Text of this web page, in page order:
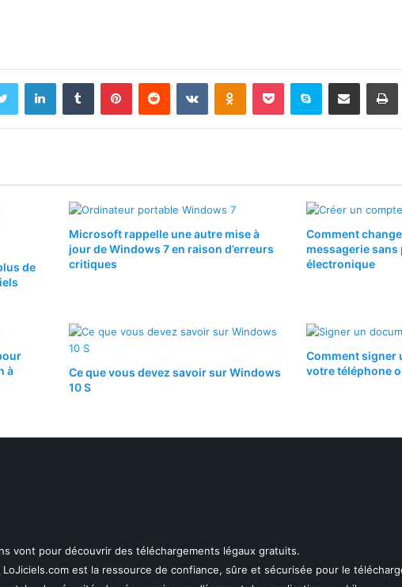
Twitter LinkedinTumblr PinterestReddit VKontakteOdnoklassniki
Pocket Skype Partager par email
de
Microsoft rappelle une autre mise à
jour de Windows 7 en raison d’erreurs
critiques
Comment
messagerie
électronique
à
Ce que vous devez savoir sur Windows
10 S
Comment signer
votre téléphone
vont pour découvrir des téléchargements légaux gratuits.
est la ressource de confiance, sûre et sécurisée pour le